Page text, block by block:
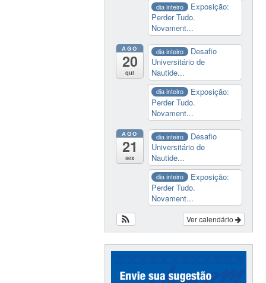
dia inteiro
Exposição:
Perder Tudo.
Novament...
AGO
20
qui
dia inteiro
Desafio
Universitário de
Nautide...
dia inteiro
Exposição:
Perder Tudo.
Novament...
AGO
21
sex
dia inteiro
Desafio
Universitário de
Nautide...
dia inteiro
Exposição:
Perder Tudo.
Novament...
Ver calendário